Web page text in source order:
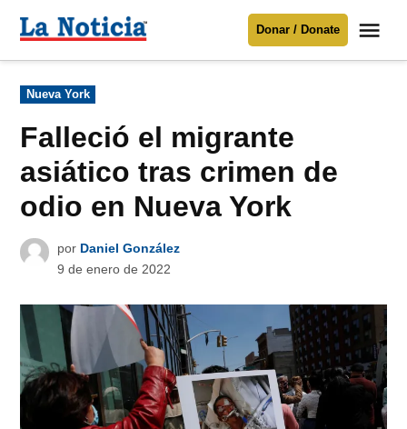
Para mantenerte informado necesitamos
Donar
contenido
Noticia
Donar / Donate
Publicado
en
Nueva York
Falleció el migrante
asiático tras crimen de
odio en Nueva York
por Daniel González
9 de enero de 2022